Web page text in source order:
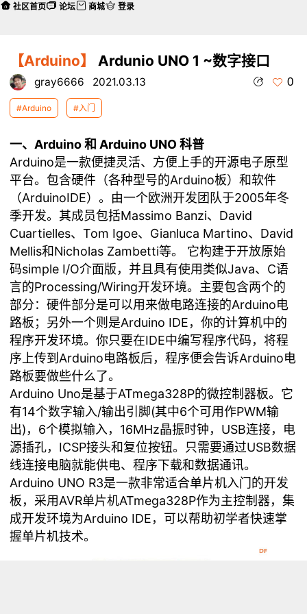
【Arduino】 Ardunio UNO 1 ~数字接口
gray6666 2021.03.13 0
#Arduino #入门
一、Arduino 和 Arduino UNO 科普
Arduino是一款便捷灵活、方便上手的开源电子原型
平台。包含硬件（各种型号的Arduino板）和软件
（ArduinoIDE）。由一个欧洲开发团队于2005年冬
季开发。其成员包括Massimo Banzi、David
Cuartielles、Tom Igoe、Gianluca Martino、David
Mellis和Nicholas Zambetti等。 它构建于开放原始
码simple I/O介面版，并且具有使用类似Java、C语
言的Processing/Wiring开发环境。主要包含两个的
部分：硬件部分是可以用来做电路连接的Arduino电
路板；另外一个则是Arduino IDE，你的计算机中的
程序开发环境。你只要在IDE中编写程序代码，将程
序上传到Arduino电路板后，程序便会告诉Arduino电
路板要做些什么了。
Arduino Uno是基于ATmega328P的微控制器板。它
有14个数字输入/输出引脚(其中6个可用作PWM输
出)，6个模拟输入，16MHz晶振时钟，USB连接，电
源插孔，ICSP接头和复位按钮。只需要通过USB数据
线连接电脑就能供电、程序下载和数据通讯。
Arduino UNO R3是一款非常适合单片机入门的开发
板，采用AVR单片机ATmega328P作为主控制器，集
成开发环境为Arduino IDE，可以帮助初学者快速掌
握单片机技术。
社区首页 论坛 商城 登录